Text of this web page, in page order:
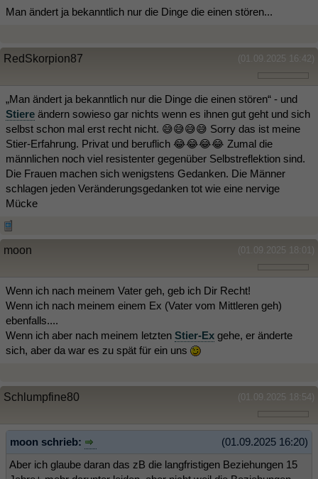
Man ändert ja bekanntlich nur die Dinge die einen stören...
(01.09.2025 16:42)
RedSkorpion87
„Man ändert ja bekanntlich nur die Dinge die einen stören“ - und
Stiere ändern sowieso gar nichts wenn es ihnen gut geht und sich
selbst schon mal erst recht nicht. 😅😅😅😅 Sorry das ist meine
Stier-Erfahrung. Privat und beruflich 😂😂😂😂 Zumal die
männlichen noch viel resistenter gegenüber Selbstreflektion sind.
Die Frauen machen sich wenigstens Gedanken. Die Männer
schlagen jeden Veränderungsgedanken tot wie eine nervige
Mücke
(01.09.2025 18:01)
moon
Wenn ich nach meinem Vater geh, geb ich Dir Recht!
Wenn ich nach meinem einem Ex (Vater vom Mittleren geh)
ebenfalls....
Wenn ich aber nach meinem letzten Stier-Ex gehe, er änderte
sich, aber da war es zu spät für ein uns
(01.09.2025 18:54)
Schlumpfine80
(01.09.2025 16:20)
moon schrieb:
Aber ich glaube daran das zB die langfristigen Beziehungen 15